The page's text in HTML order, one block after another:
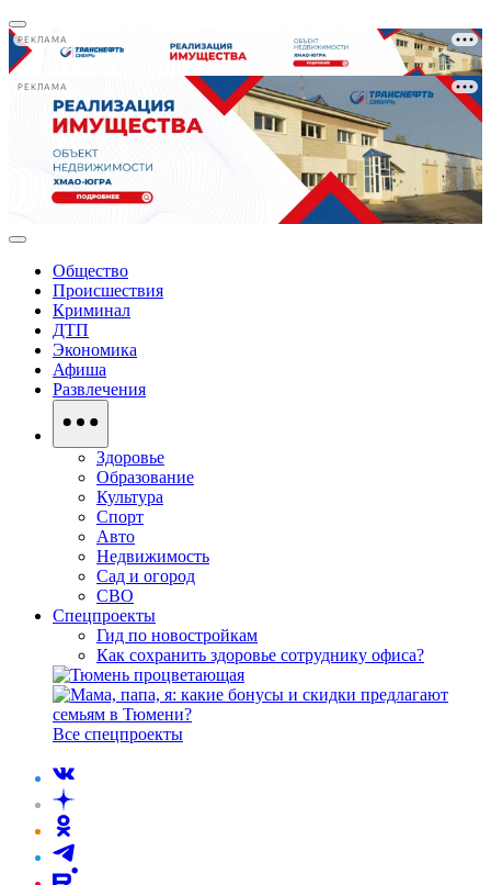
РЕКЛАМА
РЕКЛАМА
Общество
Происшествия
Криминал
ДТП
Экономика
Афиша
Развлечения
Здоровье
Образование
Культура
Спорт
Авто
Недвижимость
Сад и огород
СВО
Спецпроекты
Гид по новостройкам
Как сохранить здоровье сотруднику офиса?
Все спецпроекты